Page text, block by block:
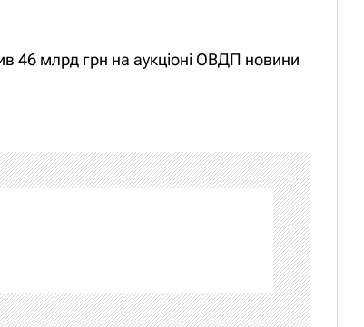
46 млрд грн на аукціоні ОВДП новини